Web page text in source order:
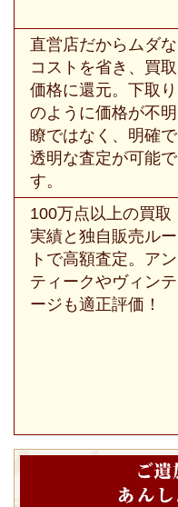
直営店だからムダな
コストを省き、買取
価格に還元。下取り
のように価格が不明
瞭ではなく、明確で
透明な査定が可能で
す。
100万点以上の買取
実績と独自販売ルー
トで高額査定。アン
ティークやヴィンテ
ージも適正評価！